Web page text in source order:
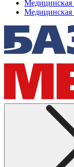
Медицинская
Медицинская